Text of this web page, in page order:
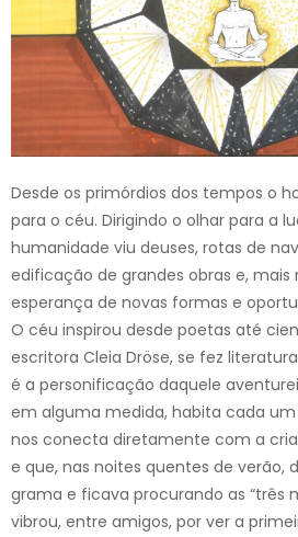
Desde os primórdios dos tempos o
para o céu. Dirigindo o olhar para a
humanidade viu deuses, rotas de
edificação de grandes obras e,
esperança de novas formas e
O céu inspirou desde poetas até
escritora Cleia Dröse, se fez
é a personificação daquele
em alguma medida, habita cada um
nos conecta diretamente com a
e que, nas noites quentes de verão,
grama e ficava procurando as “três
vibrou, entre amigos, por ver a